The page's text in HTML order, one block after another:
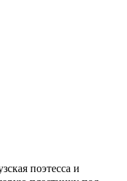
поэтесса и